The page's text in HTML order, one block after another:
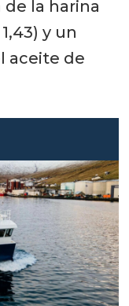
la harina
y un
aceite de